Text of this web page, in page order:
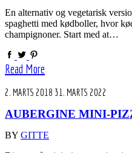
En alternativ og vegetarisk
spaghetti med kødboller, hvor
champignoner. Start med at…
Read More
2. MARTS 2018 31. MARTS 2022
AUBERGINE MINI-
BY GITTE